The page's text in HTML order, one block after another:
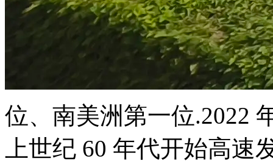
位、南美洲第一位.2022
上世纪 60 年代开始高